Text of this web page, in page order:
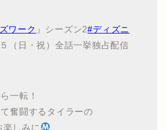
ワーク 』シーズン2#ディズニ
（日・祝）全話一挙独占配信
一転！
奮闘するタイラーの
楽しみに